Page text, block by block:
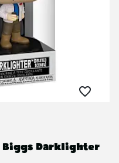
Biggs Darklighter